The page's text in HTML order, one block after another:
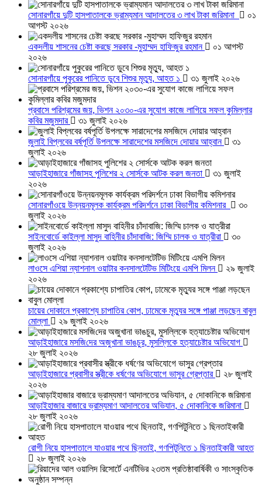
সোনারগাঁয়ে দুটি হাসপাতালকে ভ্রাম্যমান আদালতের ৩ লাখ টাকা জরিমানা
০১
আগস্ট ২০২৬
একদলীয় শাসনের চেষ্টা করছে সরকার -মুহাম্মদ হাফিজুর রহমান
০১ আগস্ট
২০২৬
সোনারগাঁয়ে পুকুরের পানিতে ডুবে শিশুর মৃত্যু, আহত ১ ৩১ জুলাই ২০২৬
প্রবাসে পরিশ্রমের জয়, ভিশন ২০৩০-এর সুযোগ কাজে লাগিয়ে সফল কুমিল্লার
কবির মজুমদার
৩১ জুলাই ২০২৬
জুলাই বিপ্লবের বর্ষপূর্তি উপলক্ষে সারাদেশের মসজিদে দোয়ার আহ্বান
৩১
জুলাই ২০২৬
আড়াইহাজারে গাঁজাসহ পুলিশের ২ সোর্সকে আটক করল জনতা
৩১ জুলাই
২০২৬
সোনারগাঁওয়ে উন্নয়নমূলক কার্যক্রম পরিদর্শনে ঢাকা বিভাগীয় কমিশনার
৩০
জুলাই ২০২৬
সাইনবোর্ডে কাইল্লা মাসুদ বাহিনীর চাঁদাবাজি: জিম্মি চালক ও যাত্রীরা
৩০
জুলাই ২০২৬
লাওসে এশিয়া ন্যাশনাল ওয়াটার কনসালটেটিভ মিটিংয়ে এমপি মিলন
২৯ জুলাই
২০২৬
চায়ের দোকানে প্রকাশ্যে চাপাতির কোপ, ঢামেকে মৃত্যুর সঙ্গে পাঞ্জা লড়ছেন বাবুল
মোল্লা
২৯ জুলাই ২০২৬
আড়াইহাজারে মস‌জি‌দের অজুখানা ভাঙচুর, মুসল্লিকে হত্যাচেষ্টার অভিযোগ
২৮ জুলাই ২০২৬
আড়াইহাজারে প্রবাসীর স্ত্রীকে ধর্ষণের অভিযোগে ভাসুর গ্রেপ্তার
২৮ জুলাই
২০২৬
আড়াইহাজার বাজারে ভ্রাম্যমাণ আদালতের অভিযান, ৫ দোকানিকে জরিমানা
২৮ জুলাই ২০২৬
রোগী নিয়ে হাসপাতালে যাওয়ার পথে ছিনতাই, গণপিটুনিতে ১ ছিনতাইকারী আহত
২৮ জুলাই ২০২৬